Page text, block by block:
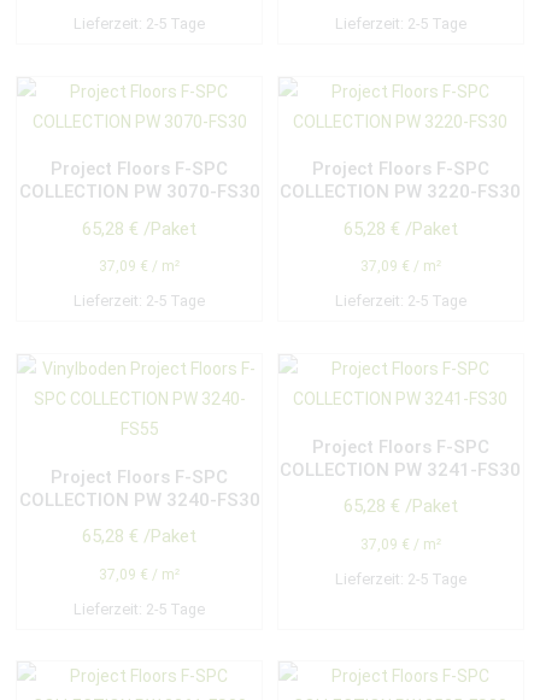
Lieferzeit: 2-5 Tage Lieferzeit: 2-5 Tage
Project Floors F-SPC
COLLECTION PW 3070-FS30
65,28€ /Paket
37,09 € / m²
Lieferzeit: 2-5 Tage
Project Floors F-SPC
COLLECTION PW 3220-FS30
65,28 € /Paket
37,09 € / m²
Lieferzeit: 2-5 Tage
Project Floors F-SPC
COLLECTION PW 3240-FS30
65,28€ /Paket
37,09 € / m²
Lieferzeit: 2-5 Tage
Project Floors F-SPC
COLLECTION PW 3241-FS30
65,28 € /Paket
37,09 € / m²
Lieferzeit: 2-5 Tage